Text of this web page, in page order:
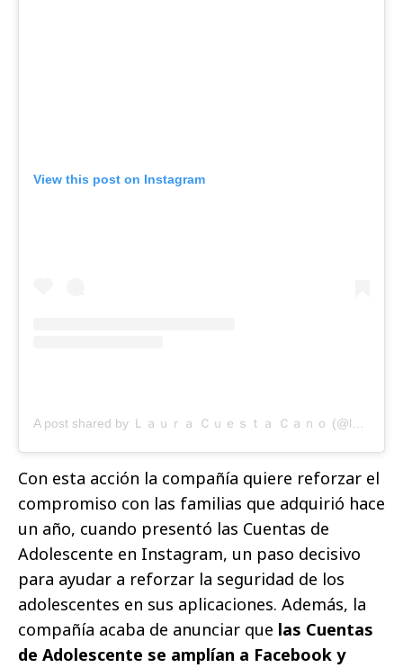
View this post on Instagram
A post shared by Ｌａｕｒａ Ｃｕｅｓｔａ Ｃａｎｏ (@lauracuestacano)
Con esta acción la compañía quiere reforzar el
compromiso con las familias que adquirió hace
un año, cuando presentó las Cuentas de
Adolescente en Instagram, un paso decisivo
para ayudar a reforzar la seguridad de los
adolescentes en sus aplicaciones. Además, la
compañía acaba de anunciar que las Cuentas
de Adolescente se amplían a Facebook y